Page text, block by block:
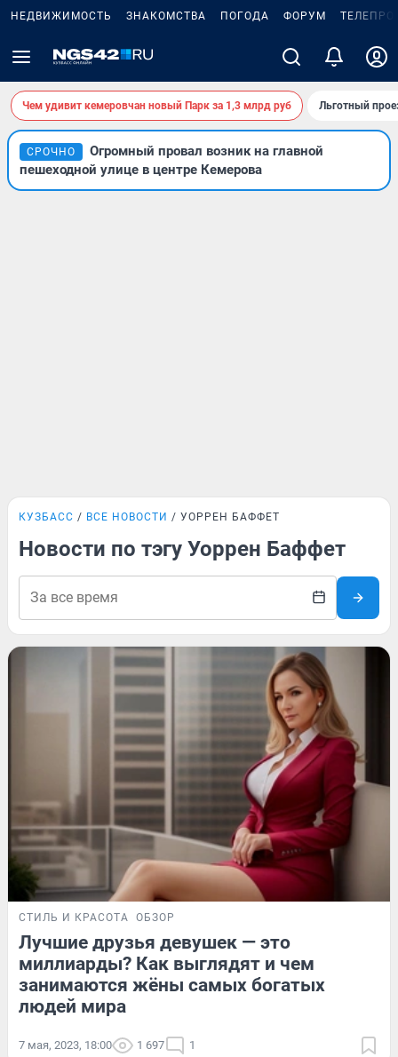
НЕДВИЖИМОСТЬ ЗНАКОМСТВА ПОГОДА ФОРУМ
Чем удивит кемеровчан новый Парк за 1,3 млрд руб Льготный
СРОЧНО
Огромный провал возник на главной
пешеходной улице в центре Кемерова
КУЗБАСС ВСЕ НОВОСТИ УОРРЕН БАФФЕТ
Новости по тэгу Уоррен Баффет
СТИЛЬ И КРАСОТА ОБЗОР
Лучшие друзья девушек — это
миллиарды? Как выглядят и чем
занимаются жёны самых богатых
людей мира
7 мая, 2023, 18:00 1 697 1